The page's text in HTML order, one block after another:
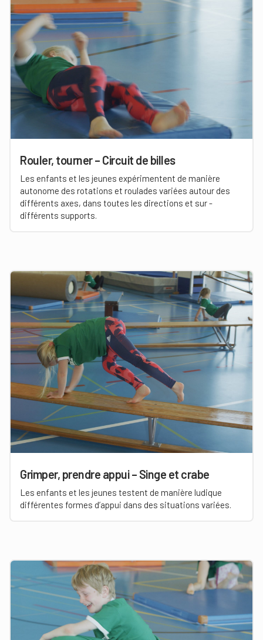
Rouler, tourner – Circuit de billes
Les enfants et les jeunes expérimentent de manière
autonome des rotations et roulades variées autour des
différents axes, dans toutes les directions et sur ­
différents supports.
Grimper, prendre appui – Singe et crabe
Les enfants et les jeunes testent de manière ludique
différentes formes d’appui dans des situations variées.